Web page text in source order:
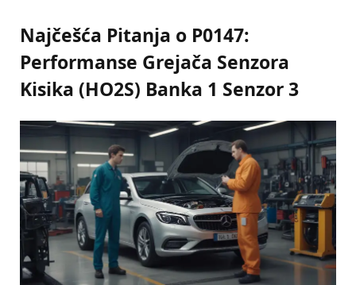
Najčešća Pitanja o P0147:
Performanse Grejača Senzora
Kisika (HO2S) Banka 1 Senzor 3